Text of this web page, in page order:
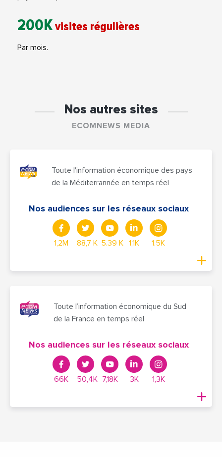
200Kvisites régulières
Par mois.
Nos autres sites
ECOMNEWS MEDIA
Toute l'information économique des pays
de la Méditerrannée en temps réel
Nos audiences sur les réseaux sociaux
1,2M 88,7 K 5.39 K 1,1K 1.5K
Toute l’information économique du Sud
de la France en temps réel
Nos audiences sur les réseaux sociaux
66K 50,4K 7,18K 3K 1,3K